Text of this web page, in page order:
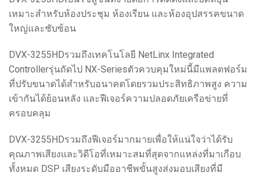
เหมาะสำหรับห้องประชุม ห้องเรียน และห้องอุปสรรคขนาด
ใหญ่และซับซ้อน
DVX-3255HDรวมถึงเทคโนโลยี NetLinx Integrated
Controllerรุ่นถัดไป NX-Seriesตัวควบคุมใหม่นี้มีแพลตฟอร์ม
ที่ปรับขนาดได้สำหรับอนาคตโดยรวมประสิทธิภาพสูง ความ
เข้ากันได้ย้อนหลัง และฟีเจอร์ความปลอดภัยเครือข่ายที่
ครอบคลุม
DVX-3255HDรวมถึงฟีเจอร์มากมายเพื่อให้แน่ใจว่าได้รับ
คุณภาพเสียงและวิดีโอที่เหมาะสมที่สุดจากแหล่งที่มาเกือบ
ทั้งหมด DSP เสียงระดับมืออาชีพขั้นสูงส่งมอบเสียงที่มี